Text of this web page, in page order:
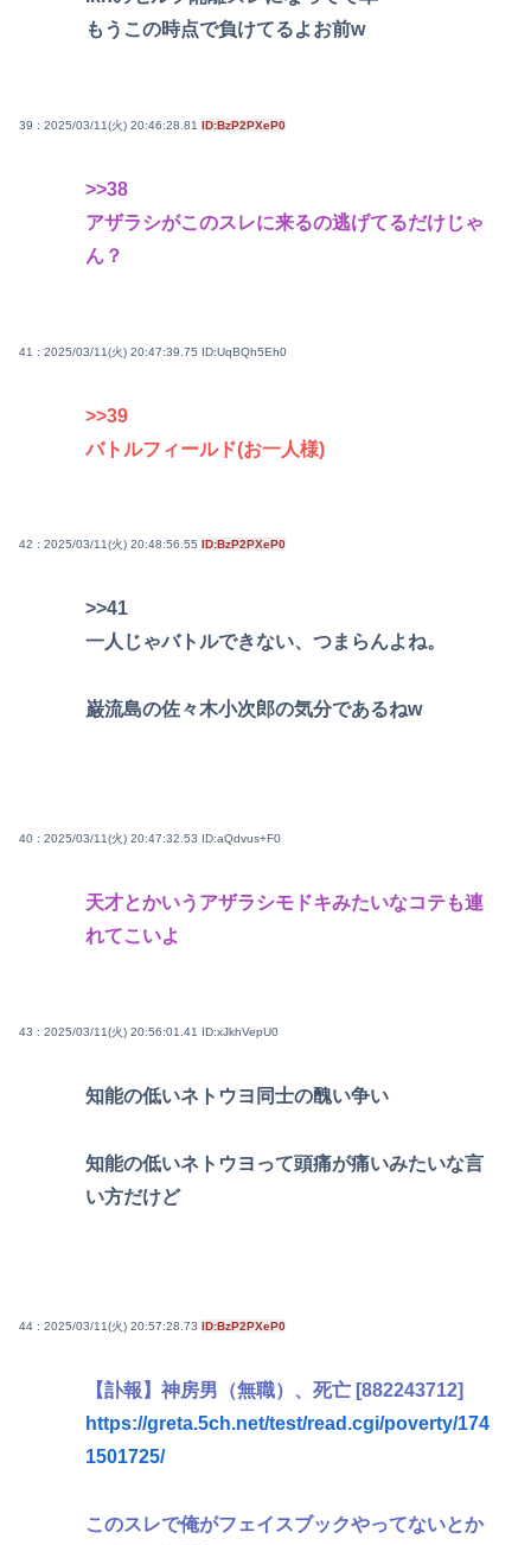
もうこの時点で負けてるよお前w
39 : 2025/03/11(火) 20:46:28.81 ID:BzP2PXeP0
>>38
アザラシがこのスレに来るの逃げてるだけじゃ
ん？
41 : 2025/03/11(火) 20:47:39.75 ID:UqBQh5Eh0
>>39
バトルフィールド(お一人様)
42 : 2025/03/11(火) 20:48:56.55 ID:BzP2PXeP0
>>41
一人じゃバトルできない、つまらんよね。
巌流島の佐々木小次郎の気分であるねw
40 : 2025/03/11(火) 20:47:32.53 ID:aQdvus+F0
天才とかいうアザラシモドキみたいなコテも連
れてこいよ
43 : 2025/03/11(火) 20:56:01.41 ID:xJkhVepU0
知能の低いネトウヨ同士の醜い争い
知能の低いネトウヨって頭痛が痛いみたいな言
い方だけど
44 : 2025/03/11(火) 20:57:28.73 ID:BzP2PXeP0
【訃報】神房男（無職）、死亡 [882243712]
https://greta.5ch.net/test/read.cgi/poverty/174
1501725/
このスレで俺がフェイスブックやってないとか